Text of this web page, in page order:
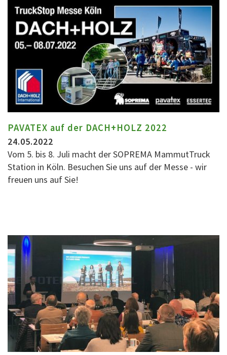
PAVATEX auf der DACH+HOLZ 2022
24.05.2022
Vom 5. bis 8. Juli macht der SOPREMA MammutTruck
Station in Köln. Besuchen Sie uns auf der Messe - wir
freuen uns auf Sie!